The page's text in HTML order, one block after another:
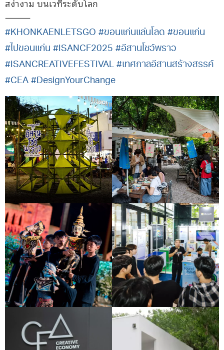
สง่างาม บนเวทีระดับโลก
⸻
#KHONKAENLETSGO #ขอนแก่นแล่นโลด #ขอนแก่น
#ไปขอนแก่น #ISANCF2025 #อีสานโชว์พราว
#ISANCREATIVEFESTIVAL #เทศกาลอีสานสร้างสรรค์
#CEA #DesignYourChange